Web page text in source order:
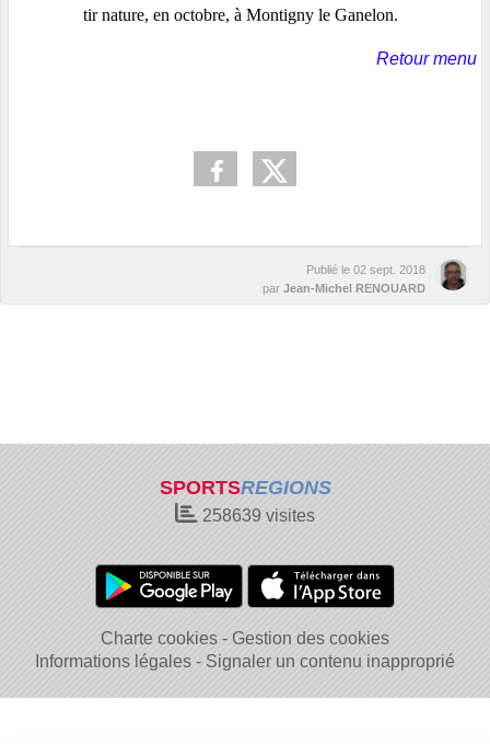
tir nature, en octobre, à Montigny le Ganelon.
Retour menu
Publié le 02 sept. 2018
par Jean-Michel RENOUARD
SPORTSREGIONS
258639 visites
Charte cookies
Gestion des cookies
Informations légales
Signaler un contenu inapproprié